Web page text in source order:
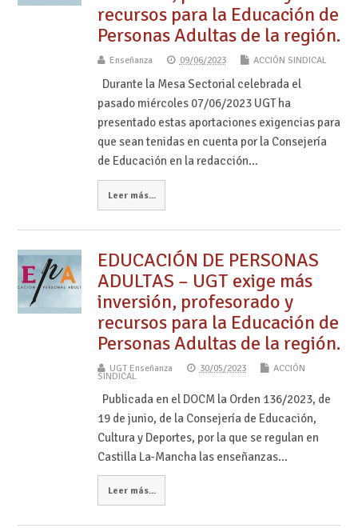
recursos para la Educación de
Personas Adultas de la región.
Enseñanza 09/06/2023 ACCIÓN SINDICAL
Durante la Mesa Sectorial celebrada el
pasado miércoles 07/06/2023 UGT ha
presentado estas aportaciones exigencias para
que sean tenidas en cuenta por la Consejería
de Educación en la redacción…
Leer más...
EDUCACIÓN DE PERSONAS
ADULTAS – UGT exige más
inversión, profesorado y
recursos para la Educación de
Personas Adultas de la región.
UGT Enseñanza 30/05/2023 ACCIÓN
SINDICAL
Publicada en el DOCM la Orden 136/2023, de
19 de junio, de la Consejería de Educación,
Cultura y Deportes, por la que se regulan en
Castilla La-Mancha las enseñanzas…
Leer más...